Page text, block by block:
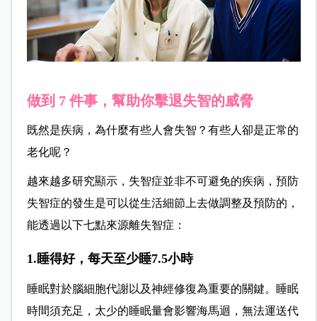
做到 7 件事，幫助你擊退失智的威脅
既然是疾病，為什麼有些人會失智？有些人卻是正常的
老化呢？
越來越多研究顯示，失智症並非不可避免的疾病，預防
失智症的發生是可以從生活細節上去做調整及預防的，
能透過以下七點來源離失智症：
1.睡得好，每天至少睡7.5小時
睡眠對於腦細胞代謝以及神經修復為重要的關鍵。 睡眠
時間須充足，太少的睡眠量會影響海馬迴，無法運送代